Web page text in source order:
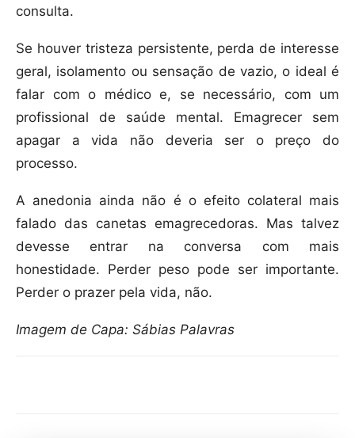
consulta.
Se houver tristeza persistente, perda de interesse
geral, isolamento ou sensação de vazio, o ideal é
falar com o médico e, se necessário, com um
profissional de saúde mental. Emagrecer sem
apagar a vida não deveria ser o preço do
processo.
A anedonia ainda não é o efeito colateral mais
falado das canetas emagrecedoras. Mas talvez
devesse entrar na conversa com mais
honestidade. Perder peso pode ser importante.
Perder o prazer pela vida, não.
Imagem de Capa: Sábias Palavras